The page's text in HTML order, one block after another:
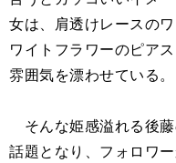
女は、肩透けレースの
ワイトフラワーのピア
雰囲気を漂わせている。
そんな姫感溢れる後
話題となり、フォロワ